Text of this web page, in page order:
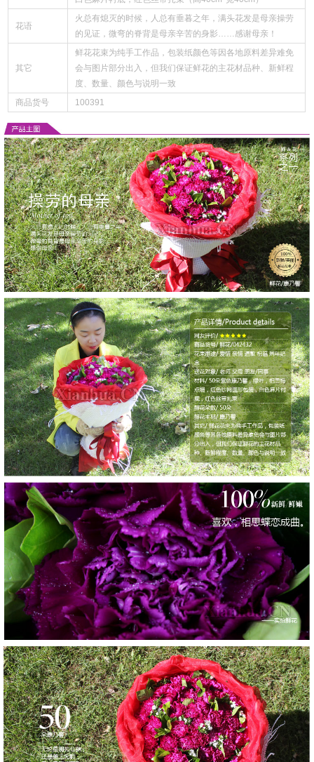
花语
火总有熄灭的时候，人总有垂暮之年，满头花发是母亲操劳
的见证，微弯的脊背是母亲辛苦的身影……感谢母亲！
其它
鲜花花束为纯手工作品，包装纸颜色等因各地原料差异难免
会与图片部分出入，但我们保证鲜花的主花材品种、新鲜程
度、数量、颜色与说明一致
商品货号
100391